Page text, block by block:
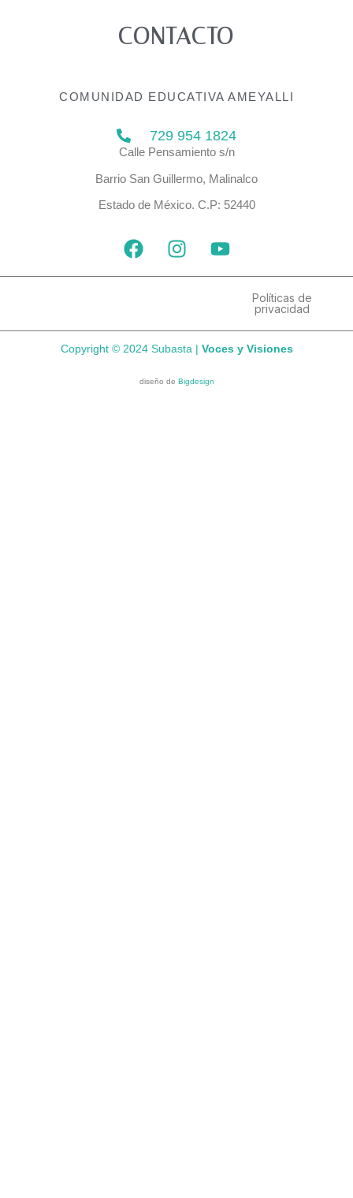
CONTACTO
COMUNIDAD EDUCATIVA AMEYALLI
729 954 1824
Calle Pensamiento s/n
Barrio San Guillermo, Malinalco
Estado de México. C.P: 52440
F
a
c
o
o
k
I
n
s
g
r
a
Y
o
u
b
e
Políticas de
privacidad
Copyright © 2024 Subasta | Voces y Visiones
diseño de Bigdesign